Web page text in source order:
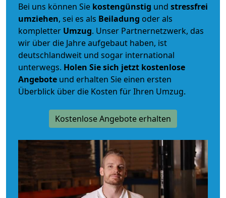
Bei uns können Sie kostengünstig und stressfrei
umziehen, sei es als Beiladung oder als
kompletter Umzug. Unser Partnernetzwerk, das
wir über die Jahre aufgebaut haben, ist
deutschlandweit und sogar international
unterwegs. Holen Sie sich jetzt kostenlose
Angebote und erhalten Sie einen ersten
Überblick über die Kosten für Ihren Umzug.
Kostenlose Angebote erhalten